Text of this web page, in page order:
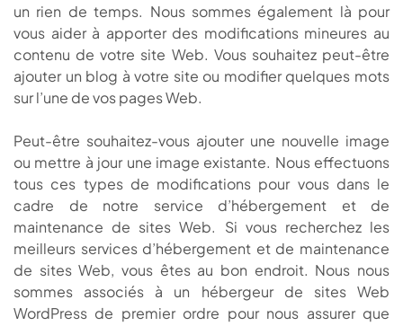
un rien de temps. Nous sommes également là pour
vous aider à apporter des modifications mineures au
contenu de votre site Web. Vous souhaitez peut-être
ajouter un blog à votre site ou modifier quelques mots
sur l’une de vos pages Web.
Peut-être souhaitez-vous ajouter une nouvelle image
ou mettre à jour une image existante. Nous effectuons
tous ces types de modifications pour vous dans le
cadre de notre service d’hébergement et de
maintenance de sites Web. Si vous recherchez les
meilleurs services d’hébergement et de maintenance
de sites Web, vous êtes au bon endroit. Nous nous
sommes associés à un hébergeur de sites Web
WordPress de premier ordre pour nous assurer que